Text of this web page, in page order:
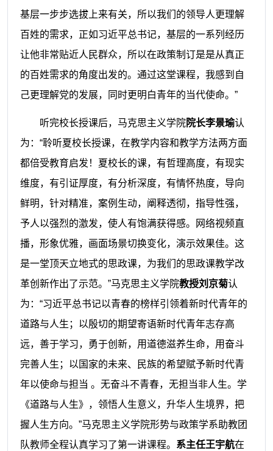
基层一步步选拔上来有关，所以我们的领导人更理解
百姓的需求，正如习近平总书记，基层的一系列经历
让他非常贴近人民群众，所以在政策制订是是从真正
的百姓需求的角度出发的。通过这堂课程，我感到自
己更理解党的发展，同时更明白青年的当代使命。 ”
听完校长授课后，马克思主义学院院长李景瑜认
为： “聆听夏校长授课，在教学内容和教学方法两方面
都倍受教育启发！夏校长的课，有哲理高度，有现实
维度，有引证厚度，有分析深度，有情怀热度，导向
鲜明，针对精准，案例生动，阐释透彻，指导性强，
予人以强烈的激发，使人有饱满获得感。网络视频直
播，形象优雅，画面场景切换变化，演示效果佳。这
是一堂顶天立地式的思政课，为我们的思政课教学改
革创新作出了示范。 ”马克思主义学院教授刘京菊认
为： “习近平总书记以青春的榜样引领着新时代青年的
道路与人生；以殷切的期望寄语新时代青年志存高
远，善于学习，勇于创新，用道德滋养生命，用奋斗
完善人生；以国家的未来、民族的希望赋予新时代青
年以使命与担当 。无奋斗不青春，无担当非人生。学
《道路与人生》，领悟人生意义，升华人生境界，把
握人生方向。 ”马克思主义学院形势与政策学系助教团
队教师全程认真学习了第一讲课程。 系主任王宇航在